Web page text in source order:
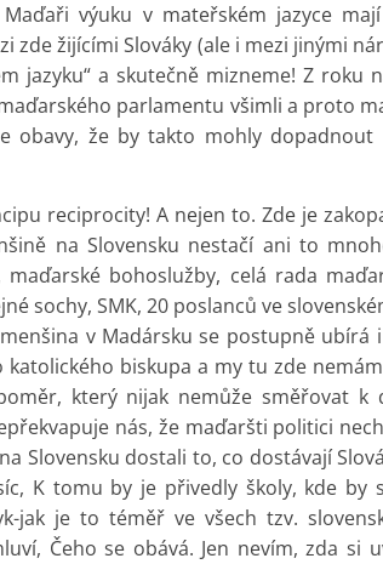
výuku v mateřském jazyce
zde žijícími Slováky (ale i mezi jinými
jazyku“ a skutečně mizneme! Z roku
parlamentu všimli a proto
obavy, že by takto mohly
reciprocity! A nejen to. Zde je
na Slovensku nestačí ani to
bohoslužby, celá rada
sochy, SMK, 20 poslanců ve
v Madársku se postupně ubírá
biskupa a my tu zde
který nijak nemůže směřovat k
nás, že maďaršti politici
Slovensku dostali to, co dostávají
K tomu by je přivedly školy, kde by
jak je to téměř ve všech tzv.
Čeho se obává. Jen nevím, zda si